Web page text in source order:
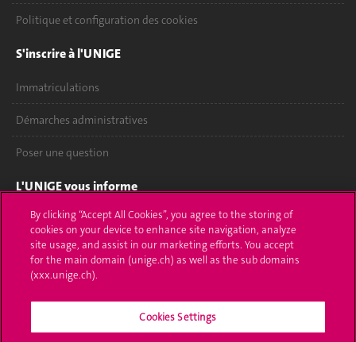
Politique et configuration des cookies
S'inscrire à l'UNIGE
Immatriculations
Démarches administratives
Poser une question
L'UNIGE vous informe
UNIGE Mobile
Médias
Offres d'emploi
By clicking “Accept All Cookies”, you agree to the storing of
cookies on your device to enhance site navigation, analyze
site usage, and assist in our marketing efforts. You accept
for the main domain (unige.ch) as well as the sub domains
(xxx.unige.ch).
Cookies Settings